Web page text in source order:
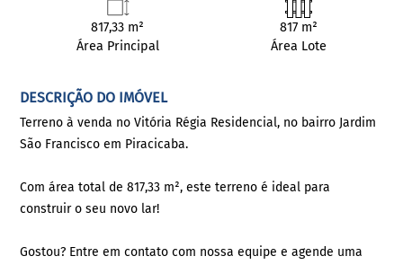
817,33 m²
Área Principal
817 m²
Área Lote
DESCRIÇÃO DO IMÓVEL
Terreno à venda no Vitória Régia Residencial, no bairro Jardim
São Francisco em Piracicaba.
Com área total de 817,33 m², este terreno é ideal para
construir o seu novo lar!
Gostou? Entre em contato com nossa equipe e agende uma